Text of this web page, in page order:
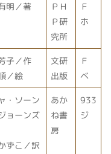
明／著
ＰＨ
Ｐ研
究所
Ｆ
ホ
子／作
／絵
文研
出版
Ｆ
ベ
・ソーン
ョーンズ
ずこ／訳
あか
ね書
房
933
ジ